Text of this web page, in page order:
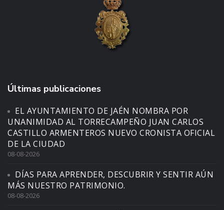
Últimas publicaciones
EL AYUNTAMIENTO DE JAÉN NOMBRA POR
UNANIMIDAD AL TORRECAMPEÑO JUAN CARLOS
CASTILLO ARMENTEROS NUEVO CRONISTA OFICIAL
DE LA CIUDAD
08-08-2026
DÍAS PARA APRENDER, DESCUBRIR Y SENTIR AÚN
MÁS NUESTRO PATRIMONIO.
08-08-2026